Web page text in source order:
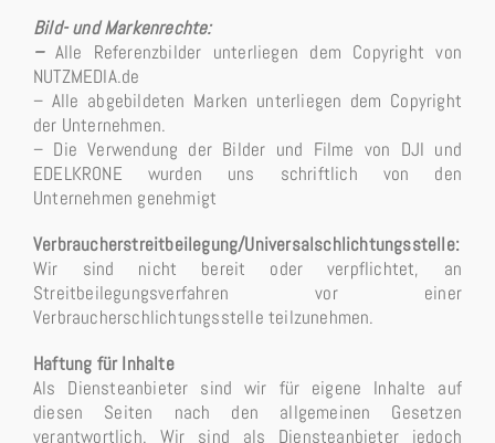
Bild- und Markenrechte:
– Alle Referenzbilder unterliegen dem Copyright von
NUTZMEDIA.de
– Alle abgebildeten Marken unterliegen dem Copyright
der Unternehmen.
– Die Verwendung der Bilder und Filme von DJI und
EDELKRONE wurden uns schriftlich von den
Unternehmen genehmigt
Verbraucherstreitbeilegung/Universalschlichtungsstelle:
Wir sind nicht bereit oder verpflichtet, an
Streitbeilegungsverfahren vor einer
Verbraucherschlichtungsstelle teilzunehmen.
Haftung für Inhalte
Als Diensteanbieter sind wir für eigene Inhalte auf
diesen Seiten nach den allgemeinen Gesetzen
verantwortlich. Wir sind als Diensteanbieter jedoch